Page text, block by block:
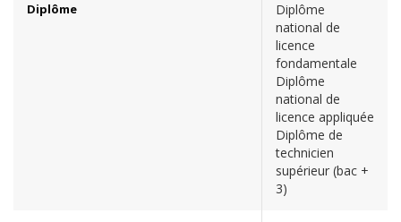
Diplôme
Diplôme
national de
licence
fondamentale
Diplôme
national de
licence appliquée
Diplôme de
technicien
supérieur (bac +
3)